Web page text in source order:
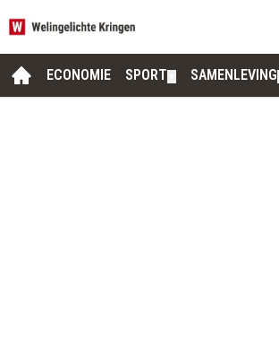
ECONOMIE SPORT SAMENLEVING